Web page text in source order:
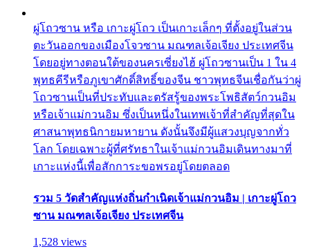
ผู่โถวซาน หรือ เกาะผู่โถว เป็นเกาะเล็กๆ ที่ตั้งอยู่ในส่วน
ตะวันออกของเมืองโจวซาน มณฑลเจ้อเจียง ประเทศจีน
โดยอยู่ทางตอนใต้ของนครเซี่ยงไฮ้ ผู่โถวซานเป็น 1 ใน 4
พุทธคีรีหรือภูเขาศักดิ์สิทธิ์ของจีน ชาวพุทธจีนเชื่อกันว่าผู่
โถวซานเป็นที่ประทับและตรัสรู้ของพระโพธิสัตว์กวนอิม
หรือเจ้าแม่กวนอิม ซึ่งเป็นหนึ่งในเทพเจ้าที่สำคัญที่สุดใน
ศาสนาพุทธนิกายมหายาน ดังนั้นจึงมีผู้แสวงบุญจากทั่ว
โลก โดยเฉพาะผู้ที่ศรัทธาในเจ้าแม่กวนอิมเดินทางมาที่
เกาะแห่งนี้เพื่อสักการะขอพรอยู่โดยตลอด
รวม 5 วัดสำคัญแห่งถิ่นกำเนิดเจ้าแม่กวนอิม | เกาะผู่โถว
ซาน มณฑลเจ้อเจียง ประเทศจีน
1,528 views